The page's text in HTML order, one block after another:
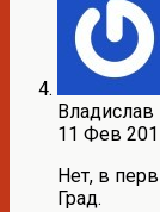
Владислав
11 Фев
Нет, в
Град.